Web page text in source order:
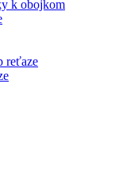
k obojkom
reťaze